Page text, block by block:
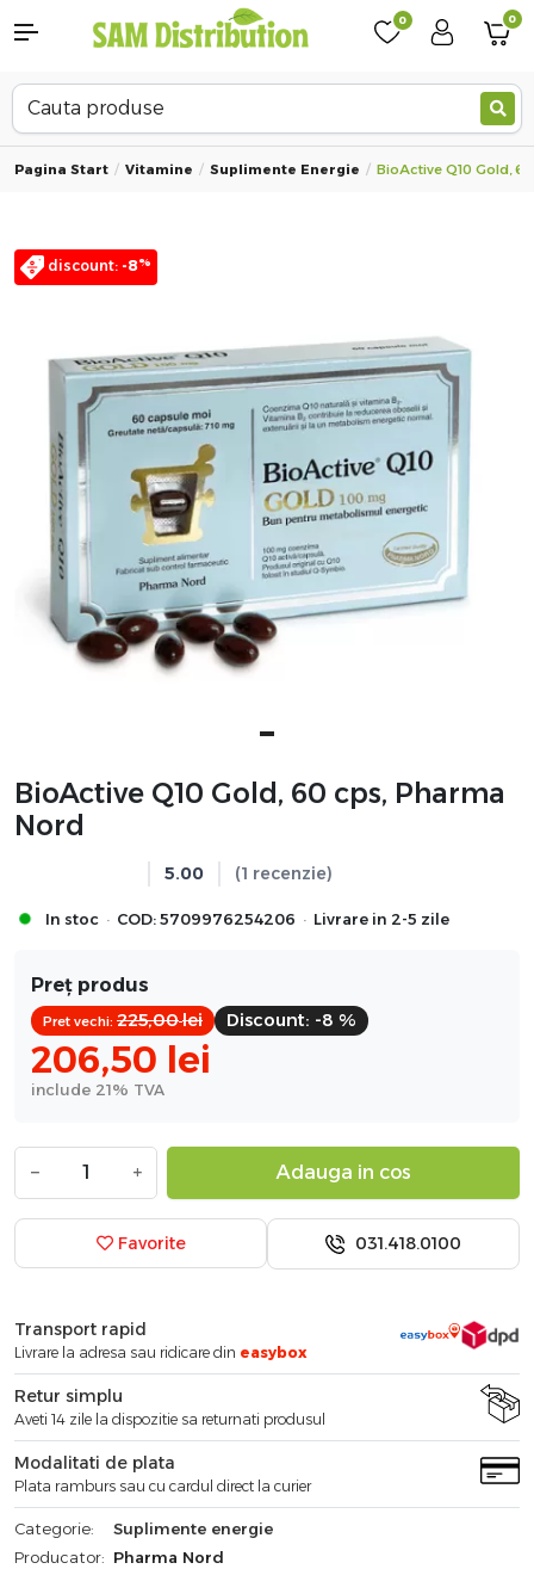
0 0
Pagina Start Vitamine Suplimente Energie BioActive Q10 Gold,
discount: -8%
BioActive Q10 Gold, 60 cps, Pharma
Nord
5.00 (1 recenzie)
In stoc · COD: 5709976254206 · Livrare in 2-5 zile
Preț produs
206,50 lei
Pret vechi: 225,00lei Discount: -8 %
include 21% TVA
− + Adauga in cos
Favorite 031.418.0100
Transport rapid
Livrare la adresa sau ridicare din easybox
Retur simplu
Aveti 14 zile la dispozitie sa returnati produsul
Modalitati de plata
Plata ramburs sau cu cardul direct la curier
Categorie:
Suplimente energie
Producator: Pharma Nord